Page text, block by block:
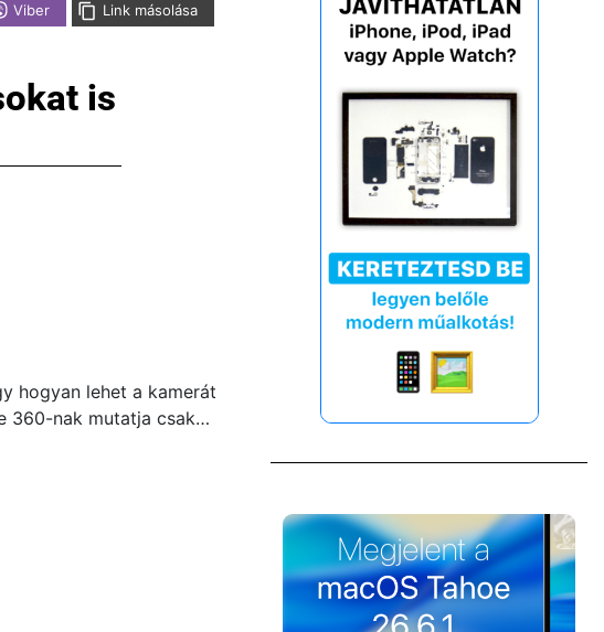
Viber Link másolása
is
hogyan lehet a kamerát
360-nak mutatja csak…